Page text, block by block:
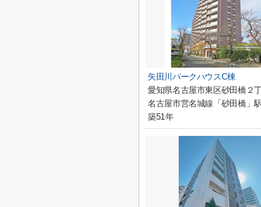
矢田川パークハウスC棟
愛知県名古屋市東区砂田橋２
名古屋市営名城線「砂田橋」
築51年